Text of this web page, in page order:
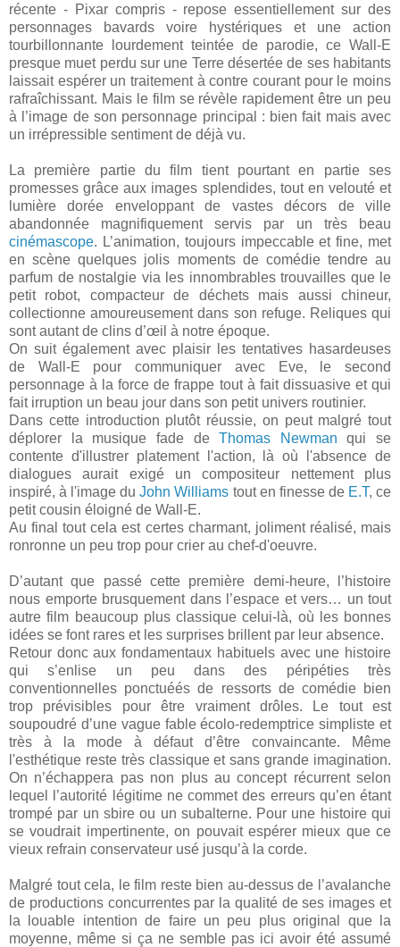
récente - Pixarcompris - repose essentiellement sur des
personnages bavards voire hystériques et une action
tourbillonnante lourdement teintée de parodie, ce Wall-E
presque muet perdu sur une Terre désertée de ses habitants
laissait espérer un traitement à contre courant pour le moins
rafraîchissant. Mais le film se révèle rapidement être un peu
à l’image de son personnage principal : bien fait mais avec
un irrépressible sentiment de déjà vu.
La première partie du film tient pourtant en partie ses
promesses grâce aux images splendides, tout en velouté et
lumière dorée enveloppant de vastes décors de ville
abandonnée magnifiquement servis par un très beau
cinémascope. L’animation, toujours impeccable et fine, met
en scène quelques jolis moments de comédie tendre au
parfum de nostalgie via les innombrables trouvailles que le
petit robot, compacteurde déchets mais aussi chineur,
collectionne amoureusement dans son refuge. Reliques qui
sont autant de clins d’œil à notre époque.
On suit également avec plaisir les tentatives hasardeuses
de Wall-E pour communiquer avec Eve, le second
personnage à la force de frappe tout à fait dissuasive et qui
fait irruption un beau jour dans son petit univers routinier.
Dans cette introduction plutôt réussie, on peut malgré tout
déplorer la musique fade deThomas Newman qui se
contente d'illustrer platement l'action, là où l'absence de
dialogues aurait exigé un compositeur nettement plus
inspiré, à l'image duJohn Williams tout en finesse de E.T, ce
petit cousin éloigné de Wall-E.
Au final tout cela est certes charmant, joliment réalisé, mais
ronronne un peu trop pour crier au chef-d'oeuvre.
D’autant que passé cette première demi-heure, l’histoire
nous emporte brusquement dans l’espace et vers… un tout
autre film beaucoup plus classique celui-là, où les bonnes
idées se font rares et les surprises brillent par leur absence.
Retour donc aux fondamentaux habituels avec une histoire
qui s’enlise un peu dans des péripéties très
conventionnelles ponctuéés de ressorts de comédie bien
trop prévisibles pour être vraiment drôles. Le tout est
soupoudré d’une vague fableécolo-redemptrice simpliste et
très à la mode à défaut d’être convaincante. Même
l'esthétique reste très classique et sans grande imagination.
On n’échappera pas non plus au concept récurrent selon
lequel l’autorité légitime ne commet des erreurs qu’en étant
trompé par un sbire ou un subalterne. Pour une histoire qui
se voudrait impertinente, on pouvait espérer mieux que ce
vieux refrain conservateur usé jusqu’à la corde.
Malgré tout cela, le film reste bien au-dessus de l’avalanche
de productions concurrentes par la qualité de ses images et
la louable intention de faire un peu plus original que la
moyenne, même si ça ne semble pas ici avoir été assumé